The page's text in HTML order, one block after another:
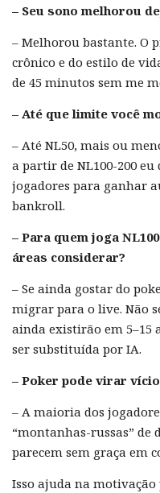
– Seu sono melhorou
– Melhorou bastante. O
crônico e do estilo de
de 45 minutos sem me
– Até que limite você
– Até NL50, mais ou
a partir de NL100-200
jogadores para ganhar
bankroll.
– Para quem joga
áreas considerar?
– Se ainda gostar do
migrar para o live. Não
ainda existirão em 5–15
ser substituída por IA.
– Poker pode virar
– A maioria dos
“montanhas-russas” de
parecem sem graça em
Isso ajuda na